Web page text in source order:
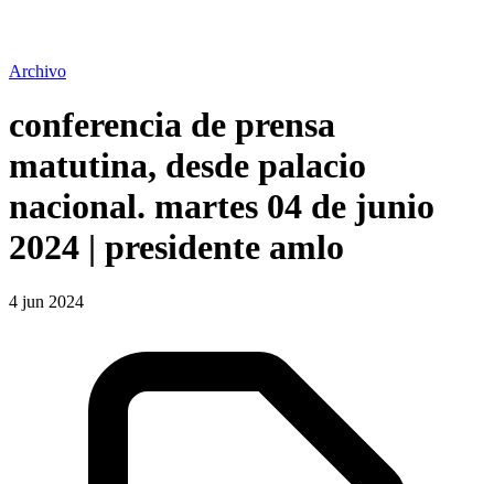
Archivo
conferencia de prensa
matutina, desde palacio
nacional. martes 04 de junio
2024 | presidente amlo
4 jun 2024